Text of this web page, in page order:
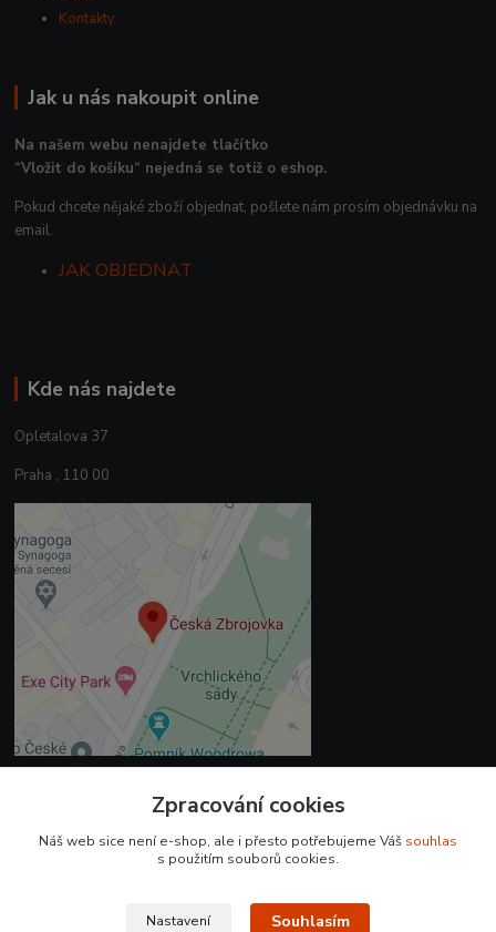
Kontakty
Jak u nás nakoupit online
Na našem webu nenajdete tlačítko
“Vložit do košíku“ nejedná se totiž o eshop.
Pokud chcete nějaké zboží objednat, pošlete nám prosím objednávku na
email.
JAK OBJEDNAT
Kde nás najdete
Opletalova 37
Praha , 110 00
+420 225 375 800
Zpracování cookies
Náš web sice není e-shop, ale i přesto potřebujeme Váš souhlas
s použitím souborů cookies.
Nastavení Souhlasím